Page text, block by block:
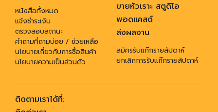
หนังสือทั้งหมด
แจ้งชำระเงิน
ตรวจสอบสถานะ
คำถามที่ถามบ่อย / ช่วยเหลือ
นโยบายเกี่ยวกับการซื้อสินค้า
นโยบายความเป็นส่วนตัว
ขายหัวเราะ สตูดิโอ
พอดแคสต์
ส่งผลงาน
สมัครรับแก๊กรายสัปดาห์
ยกเลิกการรับแก๊กรายสัปดาห์
ติดตามเราได้ที่: